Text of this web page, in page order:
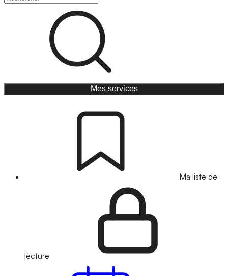
Mes services
Ma liste de
lecture